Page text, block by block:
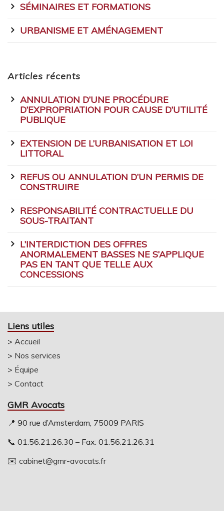
SÉMINAIRES ET FORMATIONS
URBANISME ET AMÉNAGEMENT
Articles récents
ANNULATION D’UNE PROCÉDURE
D’EXPROPRIATION POUR CAUSE D’UTILITÉ
PUBLIQUE
EXTENSION DE L’URBANISATION ET LOI
LITTORAL
REFUS OU ANNULATION D’UN PERMIS DE
CONSTRUIRE
RESPONSABILITÉ CONTRACTUELLE DU
SOUS-TRAITANT
L’INTERDICTION DES OFFRES
ANORMALEMENT BASSES NE S’APPLIQUE
PAS EN TANT QUE TELLE AUX
CONCESSIONS
Liens utiles
> Accueil
> Nos services
> Équipe
> Contact
GMR Avocats
📍 90 rue d’Amsterdam, 75009 PARIS
📞 01.56.21.26.30 – Fax: 01.56.21.26.31
✉️ cabinet@gmr-avocats.fr